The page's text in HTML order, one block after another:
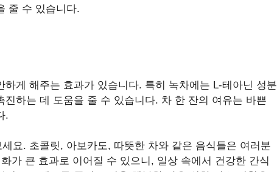
줄 수 있습니다.
게 해주는 효과가 있습니다. 특히 녹차에는 L-테아닌 성분
하는 데 도움을 줄 수 있습니다. 차 한 잔의 여유는 바쁜
.
요. 초콜릿, 아보카도, 따뜻한 차와 같은 음식들은 여러분
가 큰 효과로 이어질 수 있으니, 일상 속에서 건강한 간식